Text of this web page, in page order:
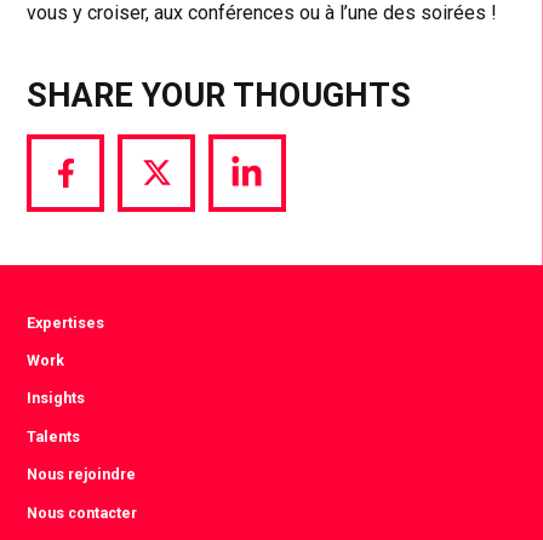
vous y croiser, aux conférences ou à l’une des soirées !
SHARE YOUR THOUGHTS
Share
via
Share
via
Share
via
Expertises
Work
Insights
Talents
Nous rejoindre
Nous contacter